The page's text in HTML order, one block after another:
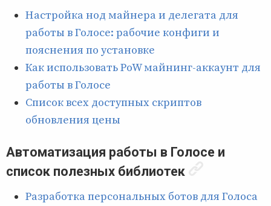
Настройка нод майнера и делегата для
работы в Голосе: рабочие конфиги и
пояснения по установке
Как использовать PoW майнинг-аккаунт для
работы в Голосе
Список всех доступных скриптов
обновления цены
Автоматизация работы в Голосе и
список полезных библиотек
Разработка персональных ботов для Голоса